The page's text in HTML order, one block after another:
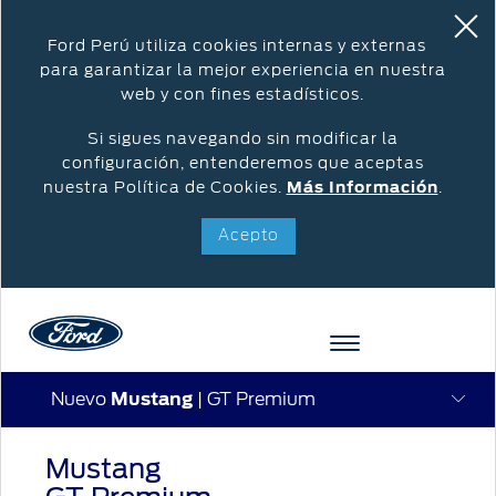
Ford Perú utiliza cookies internas y externas
para garantizar la mejor experiencia en nuestra
web y con fines estadísticos.
Si sigues navegando sin modificar la
configuración, entenderemos que aceptas
nuestra Política de Cookies. Más Información
Acepto
Acessibility
COTIZAR
VEHÍCULOS
OPORTUNIDADES
POSVENTA
FORD
INICIAR
Nuevo Mustang | GT Premium
Mustang